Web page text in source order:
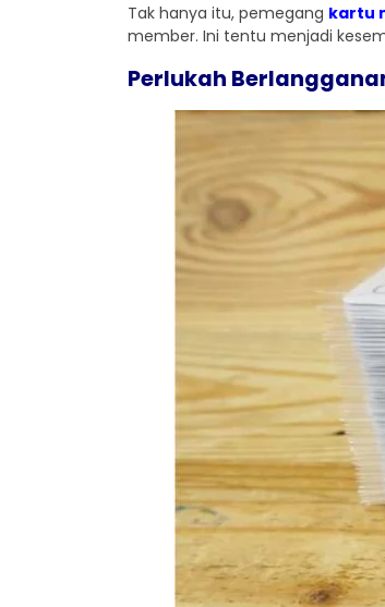
Tak hanya itu, pemegang kartu
member. Ini tentu menjadi
Perlukah